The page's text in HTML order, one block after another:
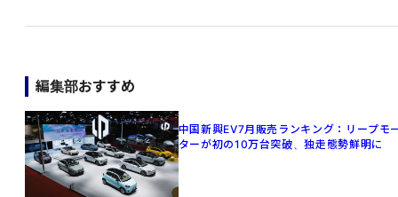
編集部おすすめ
中国新興EV7月販売ランキング：リープモ
ターが初の10万台突破、独走態勢鮮明に